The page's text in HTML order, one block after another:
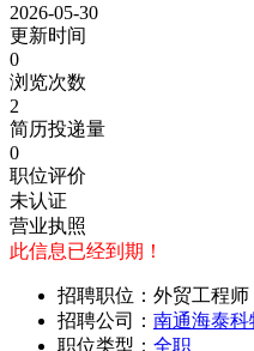
2026-05-30
更新时间
0
浏览次数
2
简历投递量
0
职位评价
未认证
营业执照
此信息已经到期！
招聘职位：外贸工程师
招聘公司： 南通海泰科
职位类型： 全职